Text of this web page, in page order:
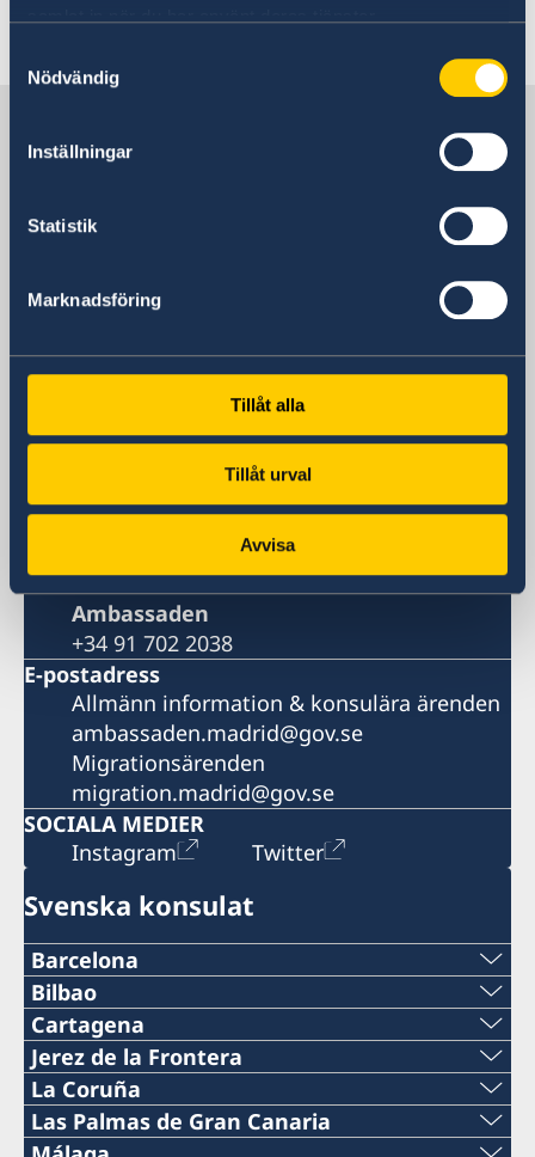
Nödvändig
Inställningar
Statistik
Marknadsföring
Tillåt alla
Tillåt urval
Avvisa
Madrid
Embajada de Suecia
Calle Caracas, 25
ES-28010 Madrid
Telefonnummer
Ambassadens telefonväxel
Fax
Ambassaden
+34 91 702 2038
E-postadress
Allmänn information & konsulära ärenden
ambassaden.madrid@gov.se
Migrationsärenden
migration.madrid@gov.se
SOCIALA MEDIER
Instagram
Twitter
Svenska konsulat
Barcelona
Telefon
+34 934 883 505
Telefon
+34 934 882 501
Bilbao
Telefon
+34 944 987 191
E-post
Cartagena
Telefon
0034 968 527 629
Jerez de la Frontera
Telefon
+34 956 357 000
La Coruña
Telefon
Las Palmas de Gran Canaria